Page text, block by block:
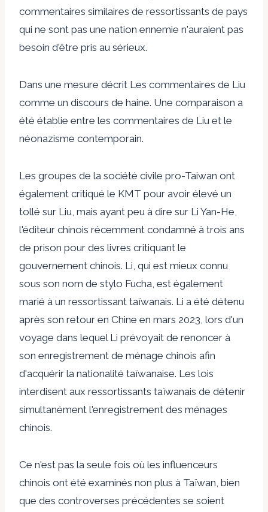
commentaires similaires de ressortissants de pays
qui ne sont pas une nation ennemie n'auraient pas
besoin d'être pris au sérieux.
Dans une mesure décrit Les commentaires de Liu
comme un discours de haine. Une comparaison a
été établie entre les commentaires de Liu et le
néonazisme contemporain.
Les groupes de la société civile pro-Taiwan ont
également critiqué le KMT pour avoir élevé un
tollé sur Liu, mais ayant peu à dire sur Li Yan-He,
l'éditeur chinois récemment condamné à trois ans
de prison pour des livres critiquant le
gouvernement chinois. Li, qui est mieux connu
sous son nom de stylo Fucha, est également
marié à un ressortissant taïwanais. Li a été détenu
après son retour en Chine en mars 2023, lors d'un
voyage dans lequel Li prévoyait de renoncer à
son enregistrement de ménage chinois afin
d'acquérir la nationalité taïwanaise. Les lois
interdisent aux ressortissants taïwanais de détenir
simultanément l'enregistrement des ménages
chinois.
Ce n'est pas la seule fois où les influenceurs
chinois ont été examinés non plus à Taïwan, bien
que des controverses précédentes se soient